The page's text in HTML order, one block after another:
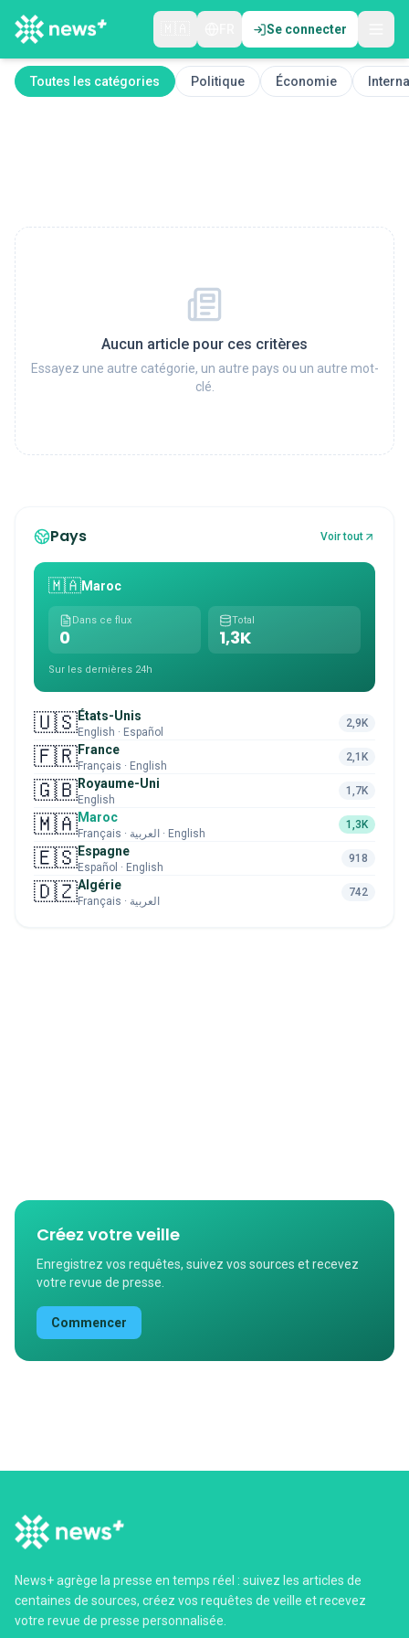
Se connecter
Toutes les catégories Politique Économie
Aucun article pour ces critères
Essayez une autre catégorie, un autre pays ou un autre mot-
clé.
Pays Voir tout
🇲🇦Maroc
Dans ce flux
0
Total
1,3K
Sur les dernières 24h
🇺🇸États-Unis
English · Español
2,9K
🇫🇷France
Français · English
2,1K
🇬🇧Royaume-Uni
English
1,7K
🇲🇦Maroc
Français · العربية · English
1,3K
🇪🇸Espagne
Español · English
918
🇩🇿Algérie
Français · العربية
742
Créez votre veille
Enregistrez vos requêtes, suivez vos sources et recevez
votre revue de presse.
Commencer
News+ agrège la presse en temps réel : suivez les articles de
centaines de sources, créez vos requêtes de veille et recevez
votre revue de presse personnalisée.